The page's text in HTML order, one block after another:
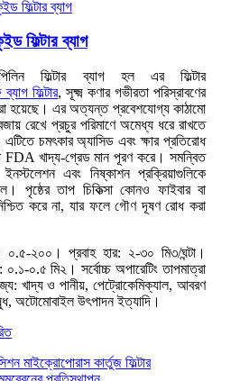
ফিল্টার ব্যাগ
ফিল্টার ব্যাগ হল এর ফিল্টার
ফিল্টার, সূক্ষ্ম কণার গভীরতা পরিস্রাবণের
হয়েছে। এর অত্যন্ত প্রবেশযোগ্য কাঠামো
রেখে প্রচুর পরিমাণে অমেধ্য ধরে রাখতে
চমৎকার অ্যাসিড এবং ক্ষার প্রতিরোধ
FDA খাদ্য-গ্রেড মান পূরণ করে। সমন্বিত
ইনস্টলেশন এবং নিষ্কাশন প্রক্রিয়াগুলিকে
পৃষ্ঠের তাপ চিকিত্সা কোনও ফাইবার বা
করে না, যার ফলে গৌণ দূষণ রোধ করা
০.৫-২০০। প্রবাহ হার: ২-৩০ মি৩/ঘন্টা।
০.১-০.৫ মি২। সর্বোচ্চ অপারেটিং তাপমাত্রা
খাদ্য ও পানীয়, পেট্রোকেমিক্যাল, আবরণ
অটোমোবাইল উৎপাদন ইত্যাদি।